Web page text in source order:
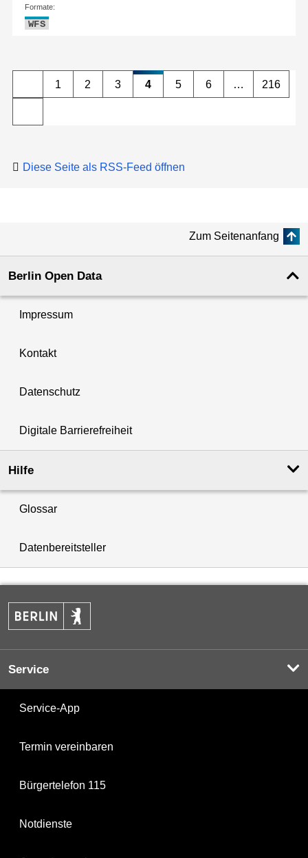
Formate:
WFS
1 2 3 4 5 6 … 216
Diese Seite als RSS-Feed öffnen
Zum Seitenanfang
Berlin Open Data
Impressum
Kontakt
Datenschutz
Digitale Barrierefreiheit
Hilfe
Glossar
Datenbereitsteller
Service
Service-App
Termin vereinbaren
Bürgertelefon 115
Notdienste